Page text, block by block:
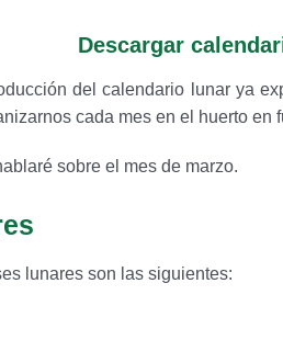
Descargar
del calendario lunar ya
cada mes en el huerto en
sobre el mes de marzo.
lunares son las siguientes: